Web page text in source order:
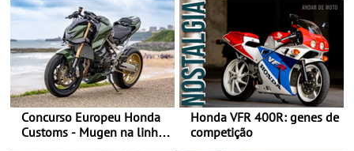
Concurso Europeu Honda
Customs - Mugen na linha
Honda VFR 400R: genes de
competição